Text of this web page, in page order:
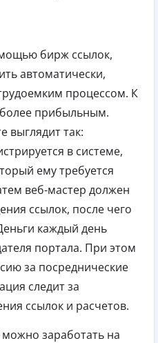
бирж ссылок,
автоматически,
процессом. К
прибыльным.
выглядит так:
в системе,
ему требуется
веб-мастер должен
ссылок, после чего
каждый день
портала. При этом
за посреднические
следит за
ссылок и расчетов.
заработать на